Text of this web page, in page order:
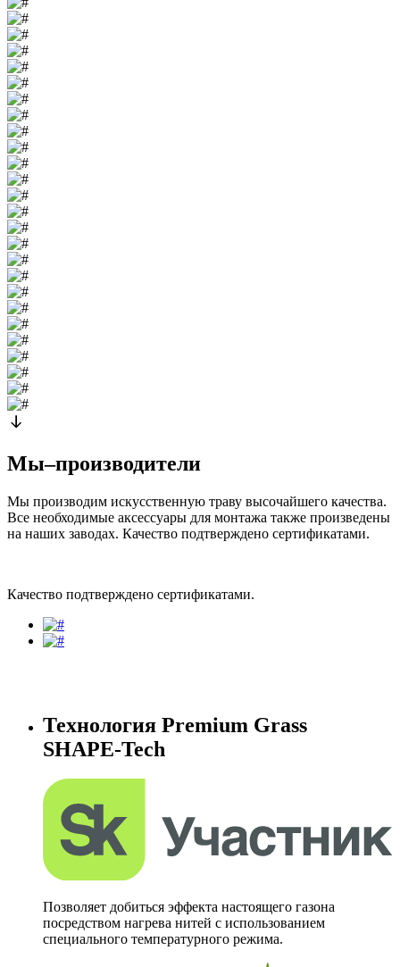
Мы–производители
Мы производим искусственную траву высочайшего качества.
Все необходимые аксессуары для монтажа также произведены
на наших заводах. Качество подтверждено сертификатами.
Качество подтверждено сертификатами.
Технология Premium Grass
SHAPE-Tech
Позволяет добиться эффекта настоящего газона
посредством нагрева нитей с использованием
специального температурного режима.